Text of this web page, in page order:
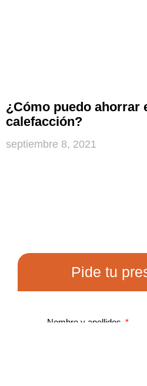
¿Cómo puedo ahorrar
calefacción?
septiembre 8, 2021
Pide tu
Nombre y apellidos